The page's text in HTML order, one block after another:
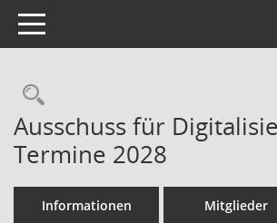
Toggle navigation
Rechercheauswahl
Ausschuss für
Termine 2028
Informationen Mitglieder